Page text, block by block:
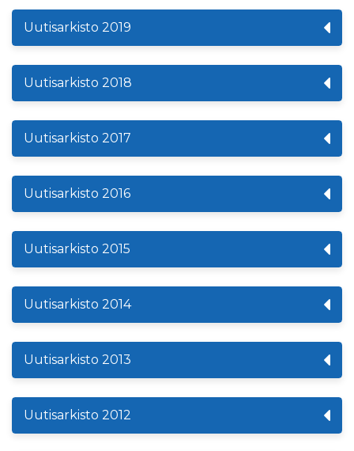
Uutisarkisto 2019
Uutisarkisto 2018
Uutisarkisto 2017
Uutisarkisto 2016
Uutisarkisto 2015
Uutisarkisto 2014
Uutisarkisto 2013
Uutisarkisto 2012